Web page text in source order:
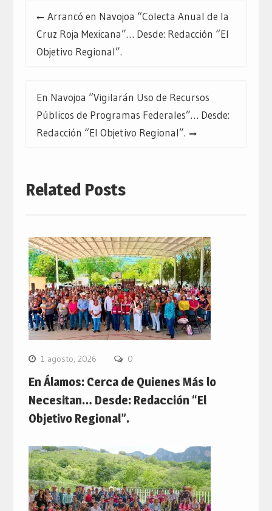
Navegación
de
entradas
Arrancó en Navojoa “Colecta Anual de la
Cruz Roja Mexicana”… Desde: Redacción “El
Objetivo Regional”.
En Navojoa “Vigilarán Uso de Recursos
Públicos de Programas Federales”… Desde:
Redacción “El Objetivo Regional”.
Related Posts
1 agosto, 2026 0
En Álamos: Cerca de Quienes Más lo
Necesitan… Desde: Redacción “El
Objetivo Regional”.